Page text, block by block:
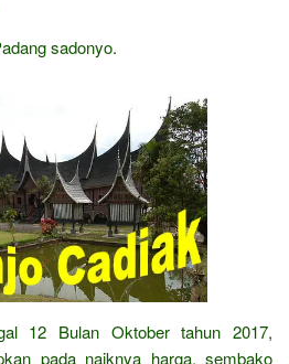
sadonyo.
12 Bulan Oktober tahun 2017,
pada naiknya harga, sembako